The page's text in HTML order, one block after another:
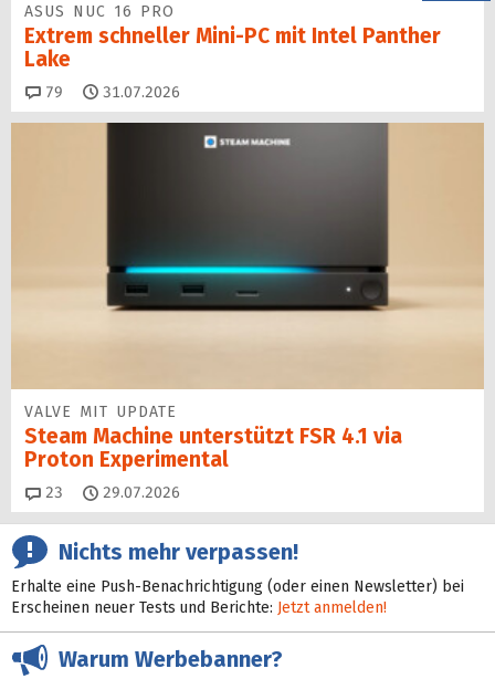
ASUS NUC 16 PRO
Extrem schneller Mini-PC mit Intel Panther
Lake
79 Kommentare
31.07.2026
VALVE MIT UPDATE
Steam Machine unterstützt FSR 4.1 via
Proton Experimental
23 Kommentare
29.07.2026
Nichts mehr verpassen!
Erhalte eine Push-Benachrichtigung (oder einen Newsletter) bei
Erscheinen neuer Tests und Berichte: Jetzt anmelden!
Warum Werbebanner?